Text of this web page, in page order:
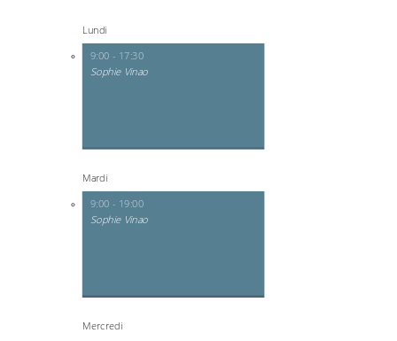
Lundi
9:00 - 17:30
Sophie Vinao
Mardi
9:00 - 19:00
Sophie Vinao
Mercredi